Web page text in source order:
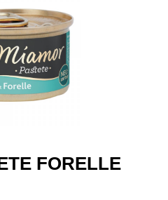
FORELLE